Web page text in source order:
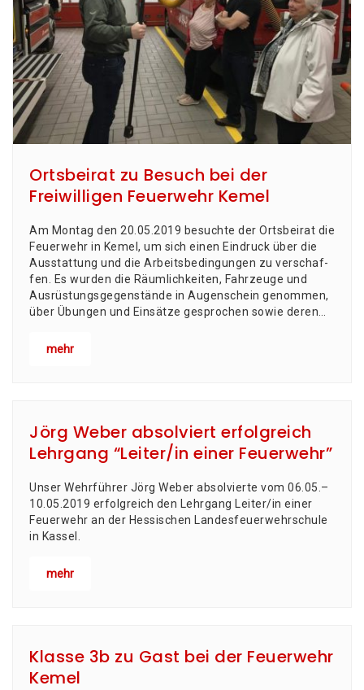
Ortsbeirat zu Besuch bei der
Freiwilligen Feuerwehr Kemel
Am Mon­tag den 20.05.2019 besuch­te der Orts­bei­rat die
Feu­er­wehr in Kemel, um sich einen Ein­druck über die
Aus­stat­tung und die Arbeits­be­din­gun­gen zu ver­schaf­
fen. Es wur­den die Räum­lich­kei­ten, Fahr­zeu­ge und
Aus­rüs­tungs­ge­gen­stän­de in Augen­schein genom­men,
über Übun­gen und Ein­sät­ze gespro­chen sowie deren…
mehr
Jörg Weber absolviert erfolgreich
Lehrgang “Leiter/in einer Feuerwehr”
Unser Wehr­füh­rer Jörg Weber absol­vier­te vom 06.05.–
10.05.2019 erfolg­reich den Lehr­gang Leiter/in einer
Feu­er­wehr an der Hes­si­schen Lan­des­feu­er­wehr­schu­le
in Kassel.
mehr
Klasse 3b zu Gast bei der Feuerwehr
Kemel